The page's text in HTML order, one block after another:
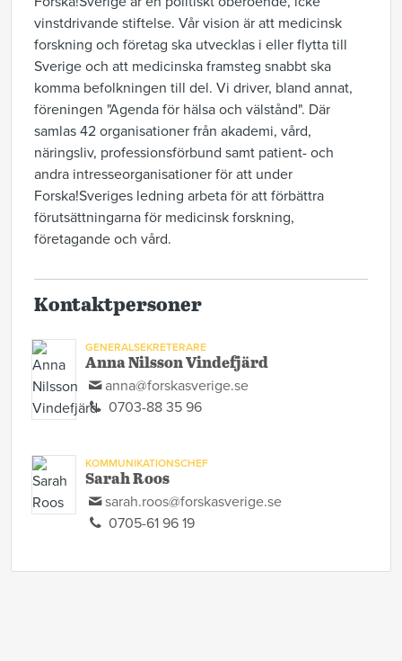
vinstdrivande stiftelse. Vår vision är att medicinsk
forskning och företag ska utvecklas i eller flytta till
Sverige och att medicinska framsteg snabbt ska
komma befolkningen till del. Vi driver, bland annat,
föreningen "Agenda för hälsa och välstånd". Där
samlas 42 organisationer från akademi, vård,
näringsliv, professionsförbund samt patient- och
andra intresseorganisationer för att under
Forska!Sveriges ledning arbeta för att förbättra
förutsättningarna för medicinsk forskning,
företagande och vård.
Kontaktpersoner
GENERALSEKRETERARE
Anna Nilsson Vindefjärd
anna@forskasverige.se
0703-88 35 96
KOMMUNIKATIONSCHEF
Sarah Roos
sarah.roos@forskasverige.se
0705-61 96 19